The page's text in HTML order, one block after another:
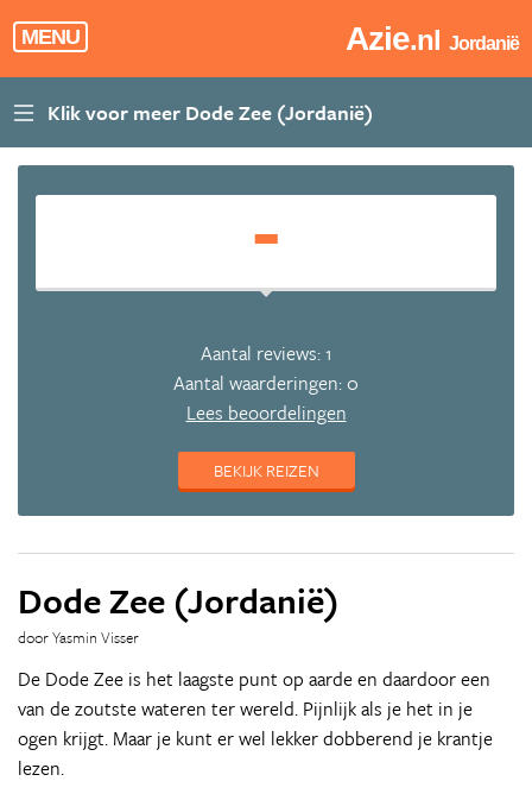
MENU Azie.nl Jordanië
-
Aantal reviews: 1
Aantal waarderingen: 0
Lees beoordelingen
BEKIJK REIZEN
Dode Zee (Jordanië)
door Yasmin Visser
De Dode Zee is het laagste punt op aarde en daardoor een
van de zoutste wateren ter wereld. Pijnlijk als je het in je
ogen krijgt. Maar je kunt er wel lekker dobberend je krantje
lezen.